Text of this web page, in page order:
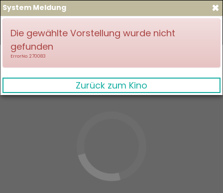
×
System Meldung
Die gewählte Vorstellung wurde nicht
gefunden
ErrorNo. 270083
Zurück zum Kino